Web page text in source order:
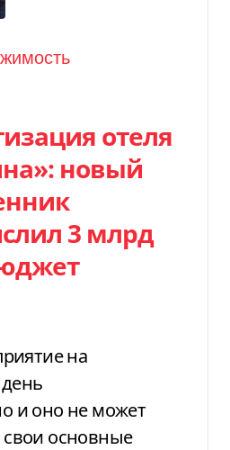
отеля
новый
3 млрд
на
и оно не может
свои основные